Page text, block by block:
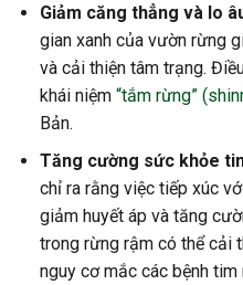
Giảm căng thẳng và lo
gian xanh của vườn rừng
và cải thiện tâm trạng.
khái niệm “tắm rừng”
Bản.
Tăng cường sức khỏe
chỉ ra rằng việc tiếp xúc
giảm huyết áp và tăng
trong rừng rậm có thể cải
nguy cơ mắc các bệnh tim